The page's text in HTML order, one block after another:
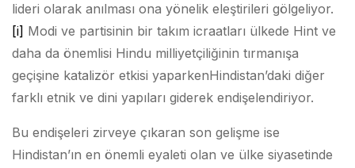
lideri olarak anılması ona yönelik eleştirileri gölgeliyor.
[i] Modi ve partisinin bir takım icraatları ülkede Hint ve
daha da önemlisi Hindu milliyetçiliğinin tırmanışa
geçişine katalizör etkisi yaparkenHindistan’daki diğer
farklı etnik ve dini yapıları giderek endişelendiriyor.
Bu endişeleri zirveye çıkaran son gelişme ise
Hindistan’ın en önemli eyaleti olan ve ülke siyasetinde